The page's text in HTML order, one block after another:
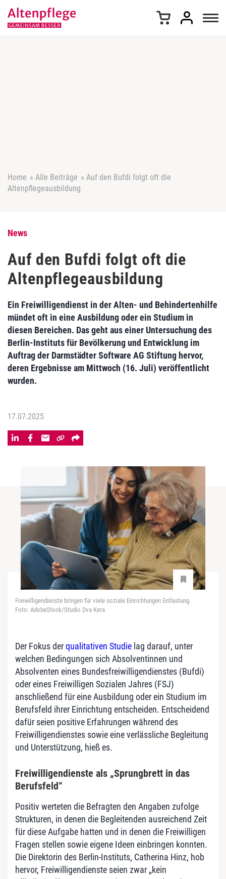
Home » Alle Beiträge » Auf den Bufdi folgt oft die
Altenpflegeausbildung
News
Auf den Bufdi folgt oft die
Altenpflegeausbildung
Ein Freiwilligendienst in der Alten- und Behindertenhilfe
mündet oft in eine Ausbildung oder ein Studium in
diesen Bereichen. Das geht aus einer Untersuchung des
Berlin-Instituts für Bevölkerung und Entwicklung im
Auftrag der Darmstädter Software AG Stiftung hervor,
deren Ergebnisse am Mittwoch (16. Juli) veröffentlicht
wurden.
17.07.2025
Freiwilligendienste bringen für viele soziale Einrichtungen Entlastung.
Foto: AdobeStock/Studio Dva Kera
Der Fokus derqualitativen Studie lag darauf, unter
welchen Bedingungen sich Absolventinnen und
Absolventen eines Bundesfreiwilligendienstes (Bufdi)
oder eines Freiwilligen Sozialen Jahres (FSJ)
anschließend für eine Ausbildung oder ein Studium im
Berufsfeld ihrer Einrichtung entscheiden. Entscheidend
dafür seien positive Erfahrungen während des
Freiwilligendienstes sowie eine verlässliche Begleitung
und Unterstützung, hieß es.
Freiwilligendienste als „Sprungbrett in das
Berufsfeld“
Positiv werteten die Befragten den Angaben zufolge
Strukturen, in denen die Begleitenden ausreichend Zeit
für diese Aufgabe hatten und in denen die Freiwilligen
Fragen stellen sowie eigene Ideen einbringen konnten.
Die Direktorin des Berlin-Instituts, Catherina Hinz, hob
hervor, Freiwilligendienste seien zwar „kein